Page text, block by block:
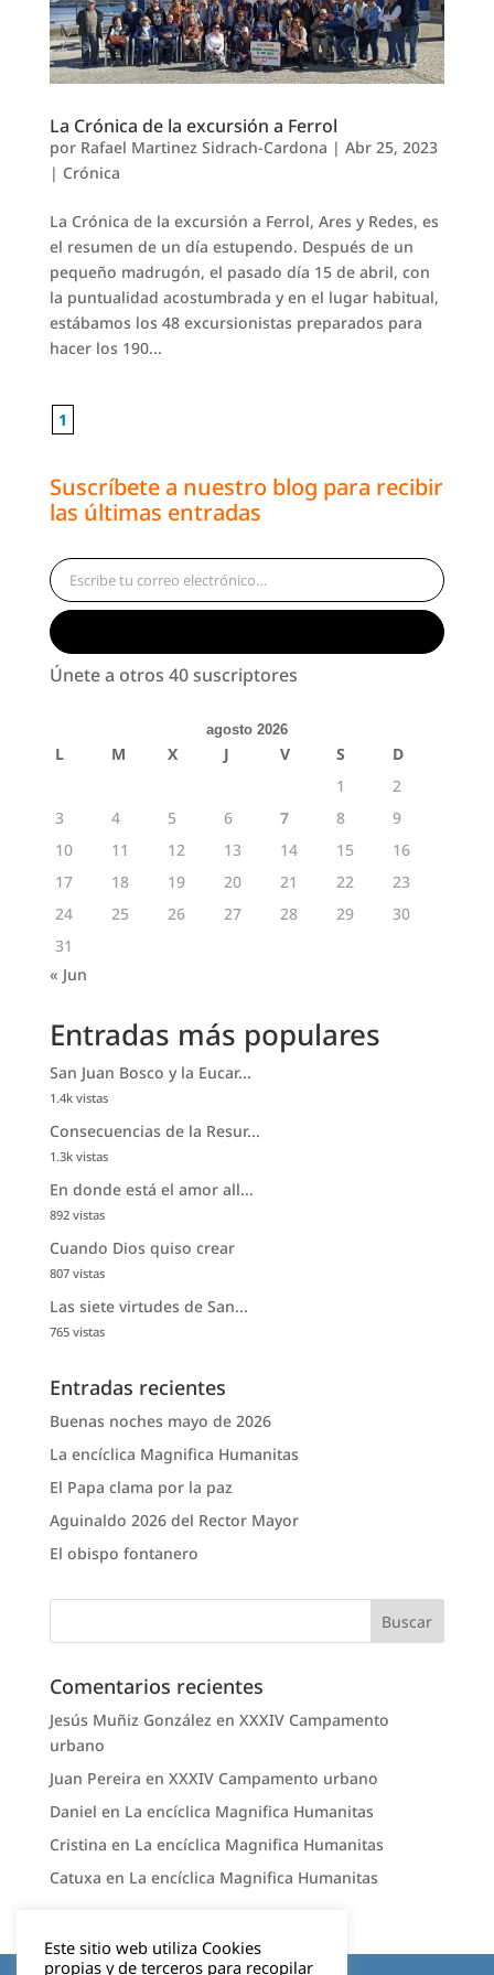
La Crónica de la excursión a Ferrol
por Rafael Martinez Sidrach-Cardona | Abr 25, 2023
| Crónica
La Crónica de la excursión a Ferrol, Ares y Redes, es
el resumen de un día estupendo. Después de un
pequeño madrugón, el pasado día 15 de abril, con
la puntualidad acostumbrada y en el lugar habitual,
estábamos los 48 excursionistas preparados para
hacer los 190...
1
Suscríbete a nuestro blog para recibir
las últimas entradas
Escribe tu correo electrónico…
Únete a otros 40 suscriptores
agosto 2026
L M X J V S
D
1
2
3
4 5 6 7 8
9
10
11 12 13 14 15
16
17
18 19 20 21 22
23
24
25 26 27 28 29
30
31
« Jun
Entradas más populares
San Juan Bosco y la Eucar...
1.4k vistas
Consecuencias de la Resur...
1.3k vistas
En donde está el amor all...
892 vistas
Cuando Dios quiso crear
807 vistas
Las siete virtudes de San...
765 vistas
Entradas recientes
Buenas noches mayo de 2026
La encíclica Magnifica Humanitas
El Papa clama por la paz
Aguinaldo 2026 del Rector Mayor
El obispo fontanero
Comentarios recientes
Jesús Muñiz González en XXXIV Campamento
urbano
Juan Pereira en XXXIV Campamento urbano
Daniel en La encíclica Magnifica Humanitas
Cristina en La encíclica Magnifica Humanitas
Catuxa en La encíclica Magnifica Humanitas
Este sitio web utiliza Cookies
propias y de terceros para recopilar